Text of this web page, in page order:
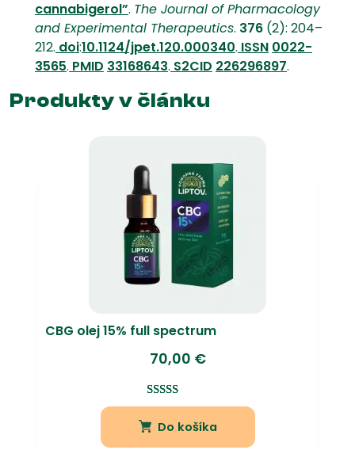
cannabigerol”. The Journal of Pharmacology
and Experimental Therapeutics. 376 (2): 204–
212. doi:10.1124/jpet.120.000340. ISSN 0022-
3565. PMID 33168643. S2CID 226296897.
Produkty v článku
CBG olej 15% full spectrum
70,00 €
Hodnotenie
5.00z 5
3
Do košíka